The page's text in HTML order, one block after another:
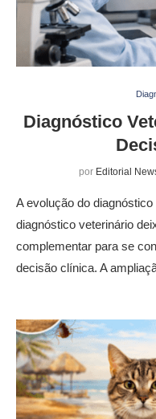
Diagnóstico
por Editorial
A evolução do
diagnóstico veterinário
complementar para se
decisão clínica. A